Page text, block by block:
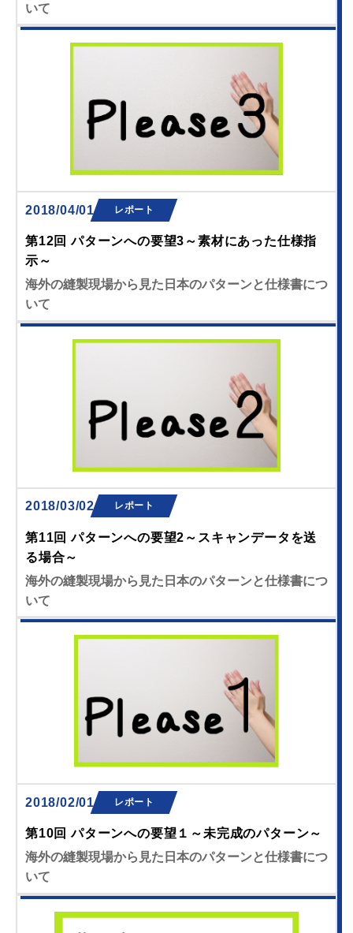
いて
2018/04/01 レポート
第12回 パターンへの要望3～素材にあった仕様指
示～
海外の縫製現場から見た日本のパターンと仕様書につ
いて
2018/03/02 レポート
第11回 パターンへの要望2～スキャンデータを送
る場合～
海外の縫製現場から見た日本のパターンと仕様書につ
いて
2018/02/01 レポート
第10回 パターンへの要望１～未完成のパターン～
海外の縫製現場から見た日本のパターンと仕様書につ
いて